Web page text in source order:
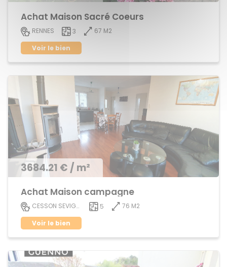
Achat Maison Sacré Coeurs
RENNES 3
67 M2
Voir le bien
3684.21 € / m²
Achat Maison campagne
CESSON SEVIGNE 5
76 M2
Voir le bien